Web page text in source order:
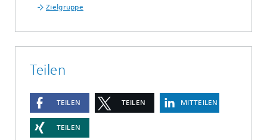
Zielgruppe
Teilen
TEILEN TEILEN MITTEILEN
TEILEN